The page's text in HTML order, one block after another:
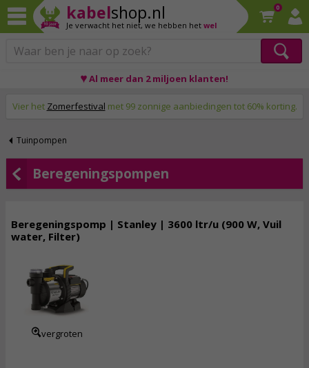
kabelshop.nl
Je verwacht het niet, we hebben het wel
0
♥ Al meer dan 2 miljoen klanten!
Vier het Zomerfestival met 99 zonnige aanbiedingen tot 60% korting.
Tuinpompen
Beregeningspompen
Beregeningspomp | Stanley | 3600 ltr/u (900 W, Vuil
water, Filter)
vergroten